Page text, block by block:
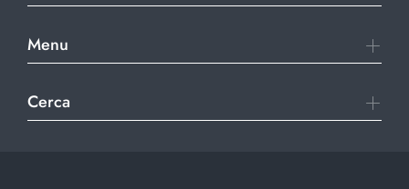
Menu
Cerca